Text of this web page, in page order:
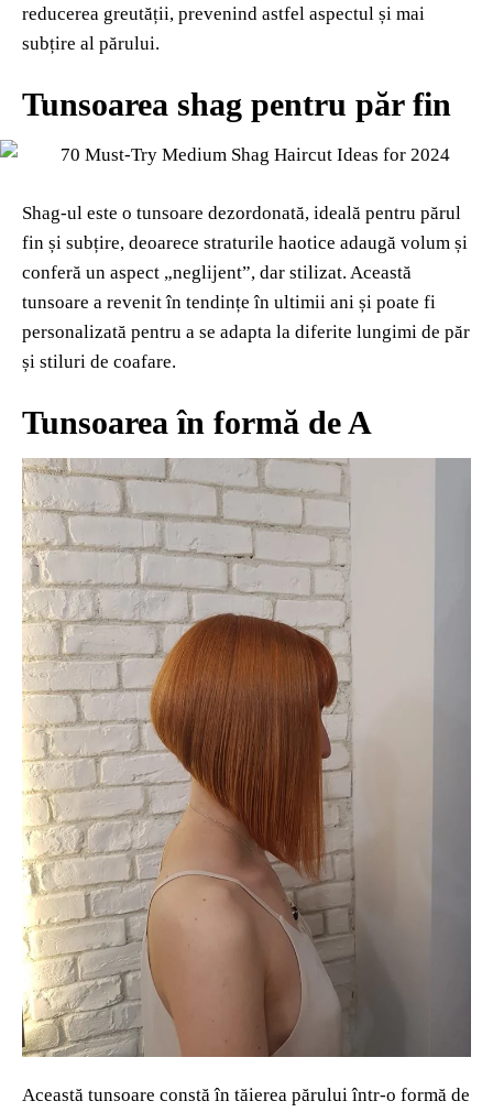
reducerea greutății, prevenind astfel aspectul și mai
subțire al părului.
Tunsoarea shag pentru păr fin
Shag-ul este o tunsoare dezordonată, ideală pentru părul
fin și subțire, deoarece straturile haotice adaugă volum și
conferă un aspect „neglijent”, dar stilizat. Această
tunsoare a revenit în tendințe în ultimii ani și poate fi
personalizată pentru a se adapta la diferite lungimi de păr
și stiluri de coafare.
Tunsoarea în formă de A
Această tunsoare constă în tăierea părului într-o formă de